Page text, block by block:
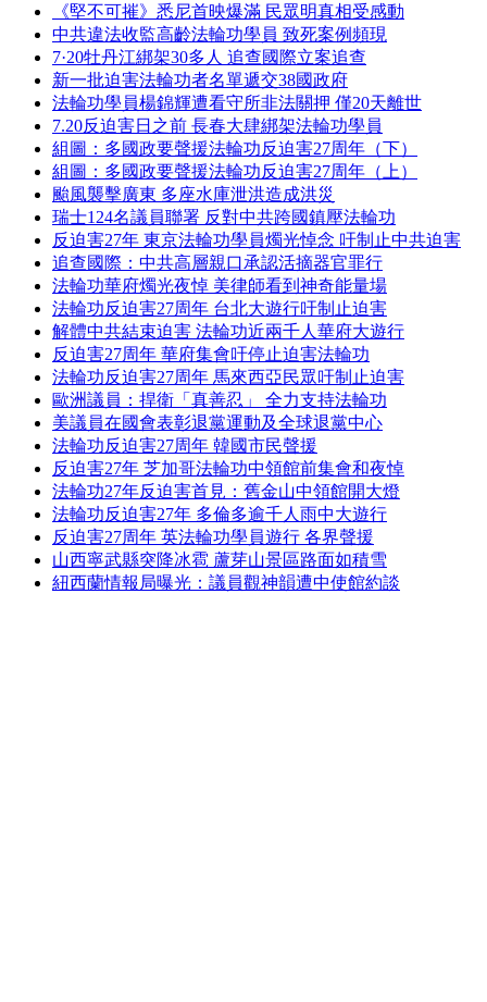
《堅不可摧》悉尼首映爆滿 民眾明真相受感動
中共違法收監高齡法輪功學員 致死案例頻現
7·20牡丹江綁架30多人 追查國際立案追查
新一批迫害法輪功者名單遞交38國政府
法輪功學員楊錦輝遭看守所非法關押 僅20天離世
7.20反迫害日之前 長春大肆綁架法輪功學員
組圖：多國政要聲援法輪功反迫害27周年（下）
組圖：多國政要聲援法輪功反迫害27周年（上）
颱風襲擊廣東 多座水庫泄洪造成洪災
瑞士124名議員聯署 反對中共跨國鎮壓法輪功
反迫害27年 東京法輪功學員燭光悼念 吁制止中共迫害
追查國際：中共高層親口承認活摘器官罪行
法輪功華府燭光夜悼 美律師看到神奇能量場
法輪功反迫害27周年 台北大遊行吁制止迫害
解體中共結束迫害 法輪功近兩千人華府大遊行
反迫害27周年 華府集會吁停止迫害法輪功
法輪功反迫害27周年 馬來西亞民眾吁制止迫害
歐洲議員：捍衛「真善忍」 全力支持法輪功
美議員在國會表彰退黨運動及全球退黨中心
法輪功反迫害27周年 韓國市民聲援
反迫害27年 芝加哥法輪功中領館前集會和夜悼
法輪功27年反迫害首見：舊金山中領館開大燈
法輪功反迫害27年 多倫多逾千人雨中大遊行
反迫害27周年 英法輪功學員遊行 各界聲援
山西寧武縣突降冰雹 蘆芽山景區路面如積雪
紐西蘭情報局曝光：議員觀神韻遭中使館約談